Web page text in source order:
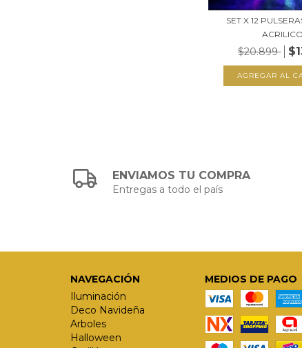
SET X 12
ACRILICO
$20.899
ENVIAMOS TU COMPRA
Entregas a todo el país
NAVEGACIÓN
Iluminación
Deco Navideña
Arboles
Halloween
MEDIOS DE PAGO